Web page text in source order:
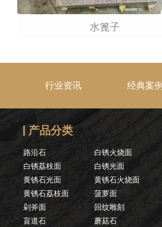
水篦子
行业资讯 经典案例
产品分类
路沿石
白锈火烧面
白锈荔枝面
白锈光面
黄锈石光面
黄锈石火烧面
黄锈石荔枝面
菠萝面
剁斧面
回纹雕刻
盲道石
蘑菇石